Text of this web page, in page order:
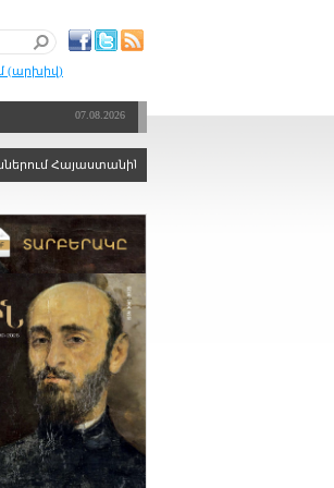
(արխիվ)
07.08.2026
Հայաստանին ձայնի իրավունքից զրկելու